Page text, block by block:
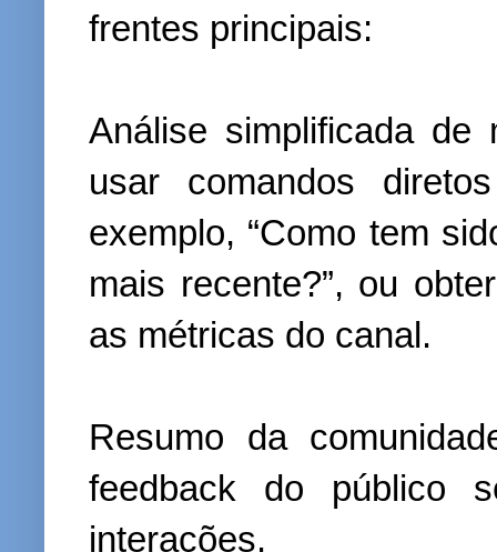
frentes principais:
Análise simplificada de
usar comandos
exemplo, “Como tem
mais recente?”, ou
as métricas do canal.
Resumo da
feedback do público
interações.